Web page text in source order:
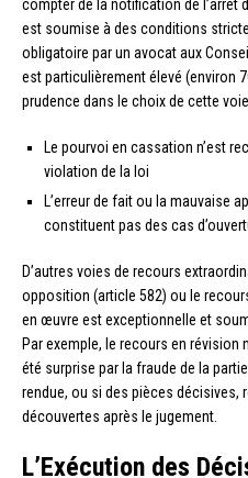
compter de la notification de l’arrêt
est soumise à des conditions
obligatoire par un avocat aux
est particulièrement élevé (environ
prudence dans le choix de cette
Le pourvoi en cassation n’est
violation de la loi
L’erreur de fait ou la mauvaise
constituent pas des cas
D’autres voies de recours
opposition (article 582) ou le
en œuvre est exceptionnelle et
Par exemple, le recours en révision
été surprise par la fraude de la
rendue, ou si des pièces décisives,
découvertes après le jugement.
L’Exécution des